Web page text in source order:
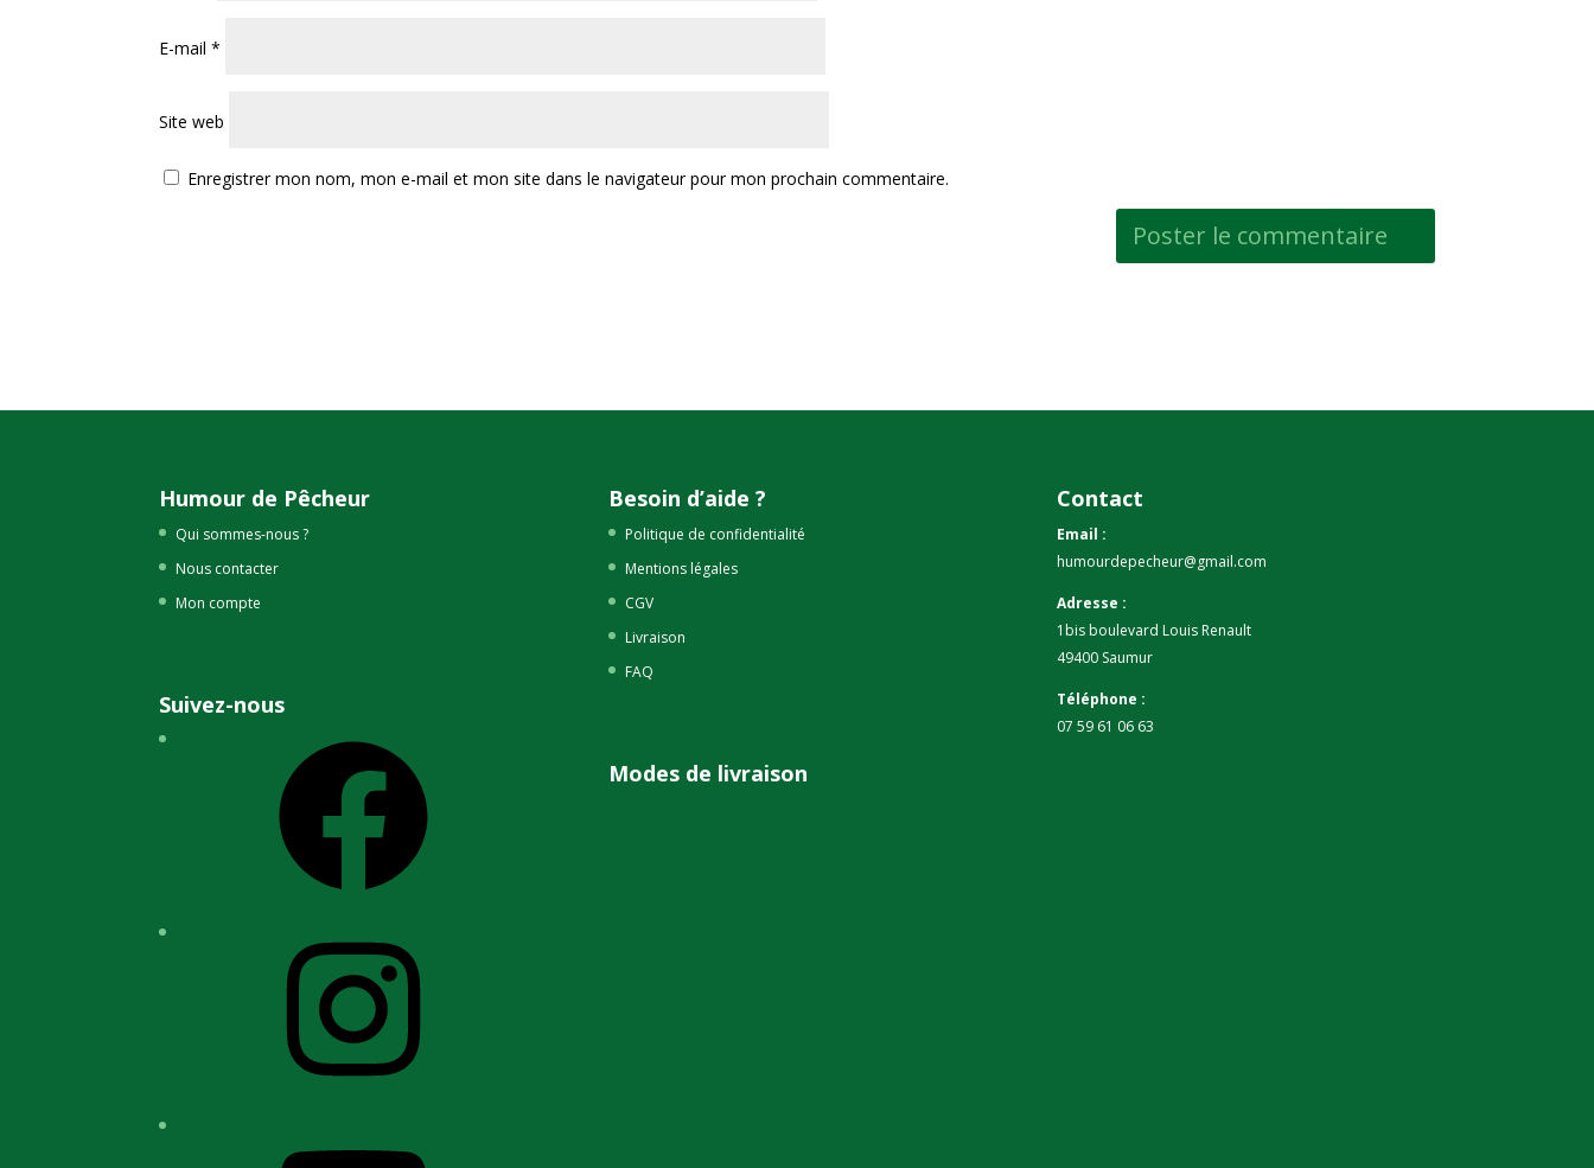
E-mail*
Site web
Enregistrer mon nom, mon e-mail et mon site dans le navigateur pour mon prochain commentaire.
Humour de Pêcheur
Qui sommes-nous ?
Nous contacter
Mon compte
Suivez-nous
Besoin d’aide ?
Politique de confidentialité
Mentions légales
CGV
Livraison
FAQ
Modes de livraison
Contact
Email :
humourdepecheur@gmail.com
Adresse :
1bis boulevard Louis Renault
49400 Saumur
Téléphone :
07 59 61 06 63